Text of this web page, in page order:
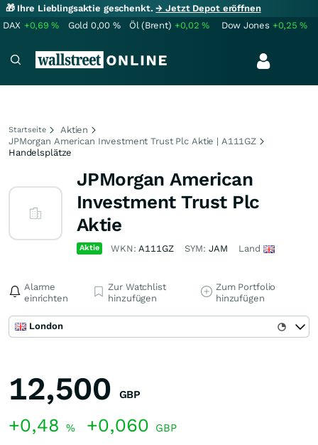
🎁 Ihre Lieblingsaktie geschenkt.→ Jetzt Depot eröffnen
DAX +0,69% Gold 0,00 % Öl (Brent) +0,02% Dow Jones +0,25%
Startseite
Aktien
JPMorgan American Investment Trust Plc Aktie | A111GZ
Handelsplätze
JPMorgan American
Investment Trust Plc
Aktie
Aktie WKN:A111GZ SYM: JAM Land
Alarme
einrichten
Zur Watchlist
hinzufügen
Zum Portfolio
hinzufügen
London
12,500 GBP
+0,48 % +0,060 GBP